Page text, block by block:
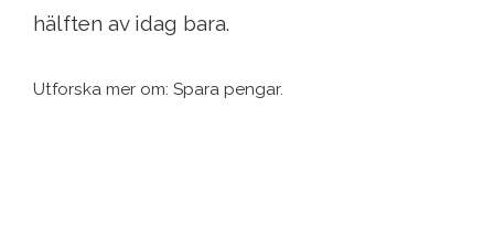
hälften av idag bara.
Utforska mer om: Spara pengar.